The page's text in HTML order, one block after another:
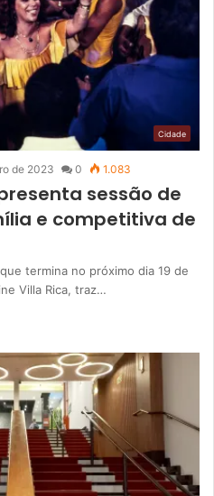
Cidade
de 2023 0 1.083
sessão de
e competitiva de
termina no próximo dia 19 de
Villa Rica, traz…